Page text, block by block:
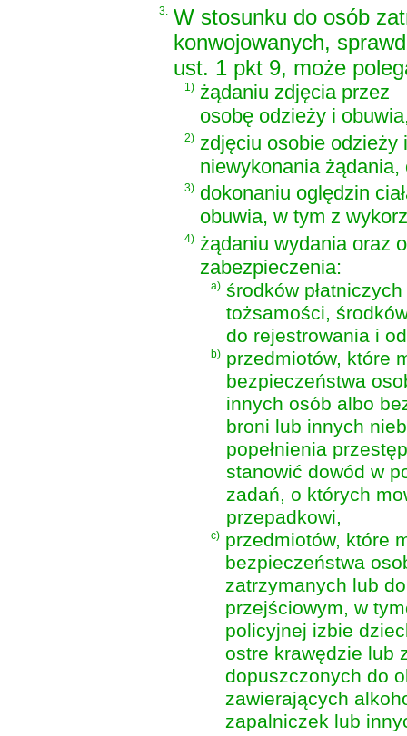
3. W stosunku do osób
konwojowanych,
ust. 1 pkt 9, może
1) żądaniu zdjęcia przez
osobę odzieży i
2) zdjęciu osobie odzieży
niewykonania
3) dokonaniu oględzin
obuwia, w tym z
4) żądaniu wydania oraz
zabezpieczenia:
a) środków
tożsamości,
do rejestrowania i
b) przedmiotów, które
bezpieczeństwa
innych osób albo
broni lub innych
popełnienia
stanowić dowód w
zadań, o których
przepadkowi,
c) przedmiotów, które
bezpieczeństwa
zatrzymanych lub
przejściowym, w
policyjnej izbie
ostre krawędzie lub
dopuszczonych do
zawierających
zapalniczek lub